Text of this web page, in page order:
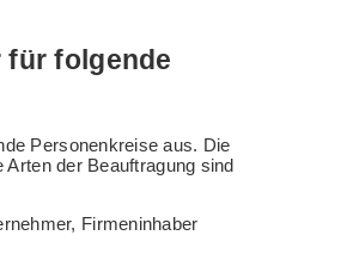
für folgende
Personenkreise aus. Die
der Beauftragung sind
Firmeninhaber